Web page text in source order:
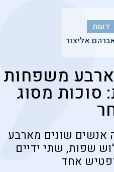
דעות
אליצור
משפחות
סוכות מסוג
אנשים שונים מארבע
שפות, שתי ידיים
אחד